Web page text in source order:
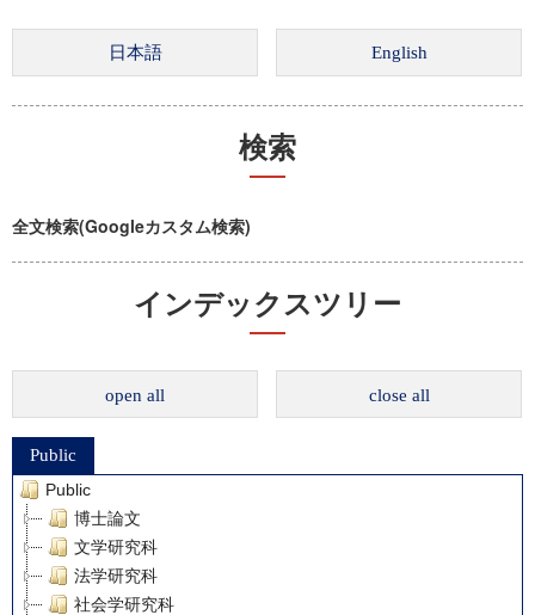
検索
全文検索(Googleカスタム検索)
インデックスツリー
open all close all
Public
Public
博士論文
文学研究科
法学研究科
社会学研究科